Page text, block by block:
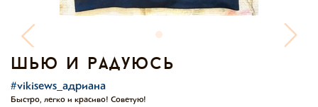
шью и радуюсь
#vikisews_адриана
Быстро, легко и красиво! Советую!